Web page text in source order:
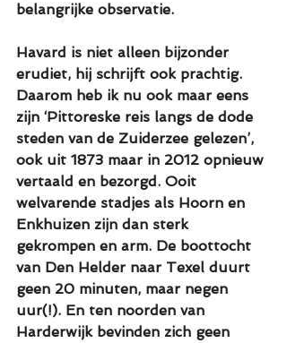
belangrijke observatie.
Havard is niet alleen bijzonder
erudiet, hij schrijft ook prachtig.
Daarom heb ik nu ook maar eens
zijn ‘Pittoreske reis langs de dode
steden van de Zuiderzee gelezen’,
ook uit 1873 maar in 2012 opnieuw
vertaald en bezorgd. Ooit
welvarende stadjes als Hoorn en
Enkhuizen zijn dan sterk
gekrompen en arm. De boottocht
van Den Helder naar Texel duurt
geen 20 minuten, maar negen
uur(!). En ten noorden van
Harderwijk bevinden zich geen